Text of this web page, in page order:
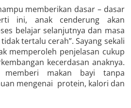
memberikan dasar – dasar
ini, anak cenderung akan
belajar selanjutnya dan masa
tertalu cerah”. Sayang sekali
memperoleh penjelasan cukup
kecerdasan anaknya.
makan bayi tanpa
mengenai protein, kalori dan